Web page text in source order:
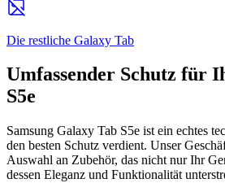
Die restliche Galaxy Tab
Umfassender Schutz für
S5e
Samsung Galaxy Tab S5e ist ein echtes
den besten Schutz verdient. Unser
Auswahl an Zubehör, das nicht nur Ihr
dessen Eleganz und Funktionalität